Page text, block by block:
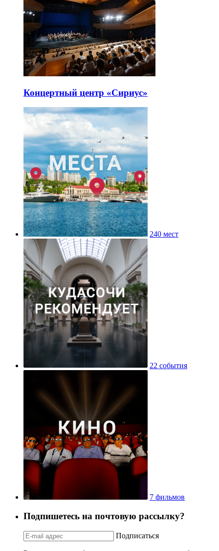
Концертный центр «Сириус»
240 мест
22 события
7 фильмов
Подпишетесь на почтовую рассылку?
Подписаться